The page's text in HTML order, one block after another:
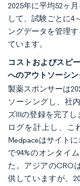
2025年に平均52ヶ
して、試験ごとに4
ングデータを管理
ています。
コストおよびスピ
へのアウトソーシ
製薬スポンサーは
ソーシングし、社
ズIIIの登録を完了
ログを計上し、こ
Medpaceはサイト
で94%のオンタイ
た。アジアのCRO
供していますが、